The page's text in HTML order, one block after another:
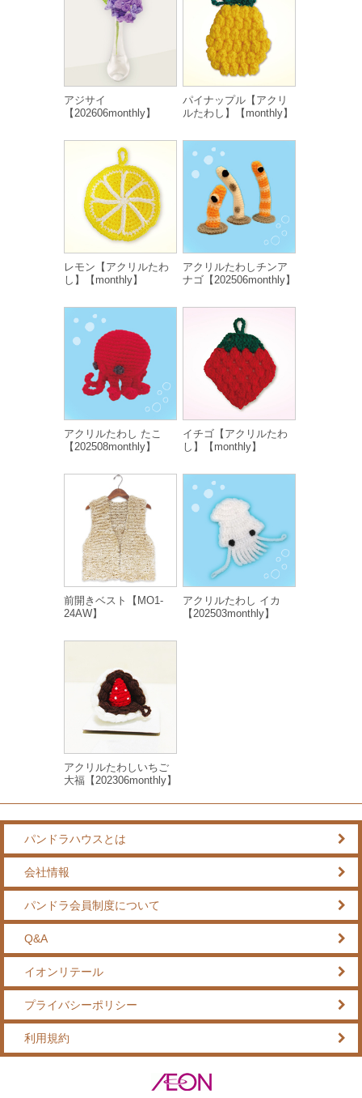
アジサイ
【202606monthly】
パイナップル【アクリ
ルたわし】【monthly】
レモン【アクリルたわ
し】【monthly】
アクリルたわしチンア
ナゴ【202506monthly】
アクリルたわし たこ
【202508monthly】
イチゴ【アクリルたわ
し】【monthly】
前開きベスト【MO1-
24AW】
アクリルたわし イカ
【202503monthly】
アクリルたわしいちご
大福【202306monthly】
パンドラハウスとは
会社情報
パンドラ会員制度について
Q&A
イオンリテール
プライバシーポリシー
利用規約